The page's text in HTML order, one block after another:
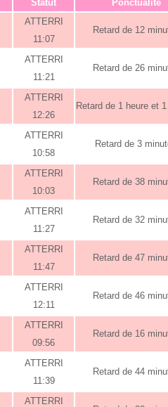
Statut Ponctualité
ATTERRI
11:07
Retard de 12
ATTERRI
11:21
Retard de 26
ATTERRI
12:26
Retard de 1 heure et
ATTERRI
10:58
Retard de 3
ATTERRI
10:03
Retard de 38
ATTERRI
11:27
Retard de 32
ATTERRI
11:47
Retard de 47
ATTERRI
12:11
Retard de 46
ATTERRI
09:56
Retard de 16
ATTERRI
11:39
Retard de 44
ATTERRI